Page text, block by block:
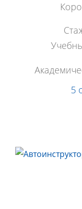
5